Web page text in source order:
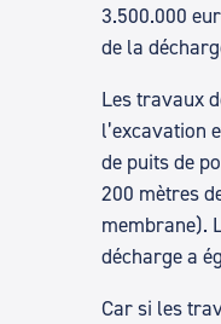
3.500.000
de la
Les travaux
l’excavation
de puits de
200 mètres
membrane).
décharge a
Car si les